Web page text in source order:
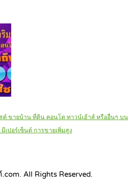
ต์ ขายบ้าน ที่ดิน คอนโด ทาวน์เฮ้าส์ หรืออื่นๆ บน
มีเปอร์เซ็นต์ การขายเพิ่มสูง
All Rights Reserved.